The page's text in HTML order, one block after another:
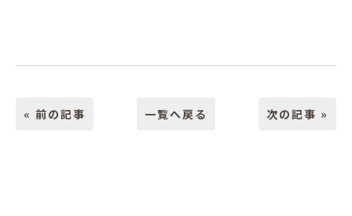
« 前の記事 一覧へ戻る 次の記事 »